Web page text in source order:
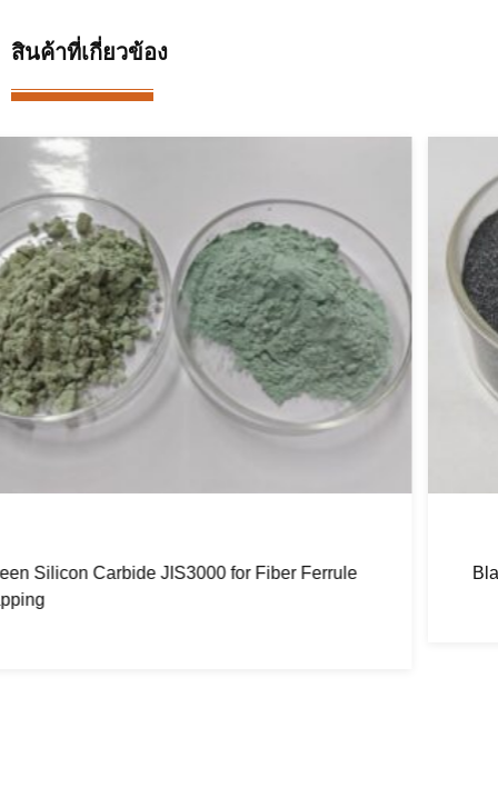
สินค้าที่เกี่ยวข้อง
Black silicon carbide F90 F100 for sandblasting